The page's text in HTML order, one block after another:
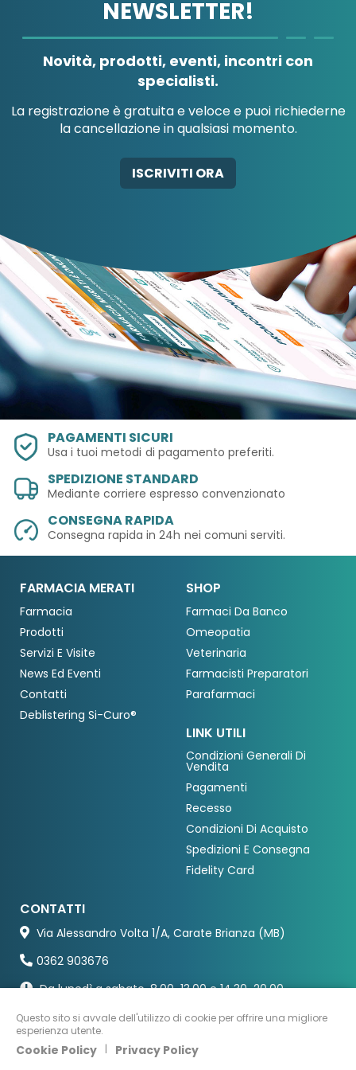
A.B.PHARM SRL
IND.FARM.RIUN.SRL
SRL
A.MENARINI
AB-GLOBAL SRL
NEWSLETTER!
Novità, prodotti, eventi, incontri con
specialisti.
La registrazione è gratuita e veloce e puoi richiederne
la cancellazione in qualsiasi momento.
ISCRIVITI ORA
PAGAMENTI SICURI
Usa i tuoi metodi di pagamento preferiti.
SPEDIZIONE STANDARD
Mediante corriere espresso convenzionato
CONSEGNA RAPIDA
Consegna rapida in 24h nei comuni serviti.
FARMACIA MERATI
Farmacia
Prodotti
Servizi E Visite
News Ed Eventi
Contatti
Deblistering Si-Curo®
SHOP
Farmaci Da Banco
Omeopatia
Veterinaria
Farmacisti Preparatori
Parafarmaci
LINK UTILI
Condizioni Generali Di
Vendita
Pagamenti
Recesso
Condizioni Di Acquisto
Spedizioni E Consegna
Fidelity Card
CONTATTI
Via Alessandro Volta 1/A, Carate Brianza (MB)
0362 903676
Da lunedì a sabato, 8.00-13.00 e 14.30-20.00
Questo sito si avvale dell'utilizzo di cookie per offrire una migliore
esperienza utente.
Cookie Policy | Privacy Policy